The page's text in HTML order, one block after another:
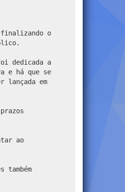
o
dedicada a
e há que se
lançada em
ao
também